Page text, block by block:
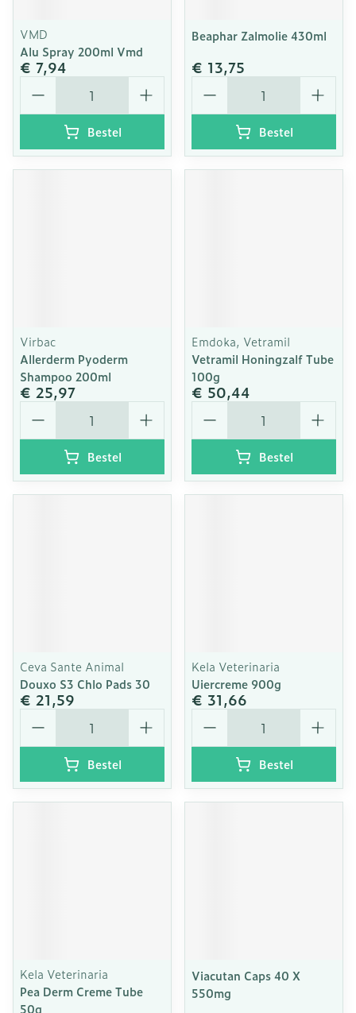
VMD
Alu Spray 200ml Vmd
€ 7,94
Aantal
Bestel
Beaphar Zalmolie 430ml
€ 13,75
Aantal
Bestel
Virbac
Allerderm Pyoderm
Shampoo 200ml
€ 25,97
Aantal
Bestel
Emdoka, Vetramil
Vetramil Honingzalf Tube
100g
€ 50,44
Aantal
Bestel
Ceva Sante Animal
Douxo S3 Chlo Pads 30
€ 21,59
Aantal
Bestel
Kela Veterinaria
Uiercreme 900g
€ 31,66
Aantal
Bestel
Kela Veterinaria
Pea Derm Creme Tube
50g
Viacutan Caps 40 X
550mg